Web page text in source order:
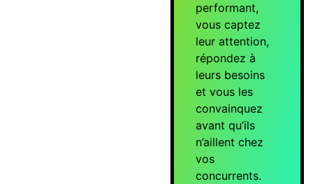
performant,
vous captez
leur attention,
répondez à
leurs besoins
et vous les
convainquez
avant qu’ils
n’aillent chez
vos
concurrents.